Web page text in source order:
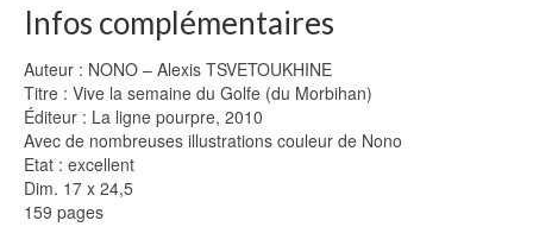
Infos complémentaires
Auteur : NONO – Alexis TSVETOUKHINE
Titre : Vive la semaine du Golfe (du Morbihan)
Éditeur : La ligne pourpre, 2010
Avec de nombreuses illustrations couleur de Nono
Etat : excellent
Dim. 17 x 24,5
159 pages